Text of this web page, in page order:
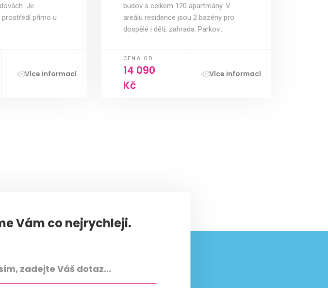
Je
přímo u
Více informací
budov s celkem 120 apartmány. V
areálu residence jsou 2 bazény pro
dospělé i děti, zahrada. Parkov…
CENA OD
14 090
Kč
Více informací
Vám co nejrychleji.